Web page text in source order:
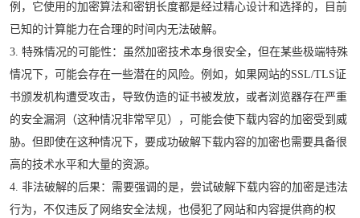
例，它使用的加密算法和密钥长度都是经过精心设计和选择的，目前
已知的计算能力在合理的时间内无法破解。
3. 特殊情况的可能性：虽然加密技术本身很安全，但在某些极端特殊
情况下，可能会存在一些潜在的风险。例如，如果网站的SSL/TLS证
书颁发机构遭受攻击，导致伪造的证书被发放，或者浏览器存在严重
的安全漏洞（这种情况非常罕见），可能会使下载内容的加密受到威
胁。但即使在这种情况下，要成功破解下载内容的加密也需要具备很
高的技术水平和大量的资源。
4. 非法破解的后果：需要强调的是，尝试破解下载内容的加密是违法
行为，不仅违反了网络安全法规，也侵犯了网站和内容提供商的权